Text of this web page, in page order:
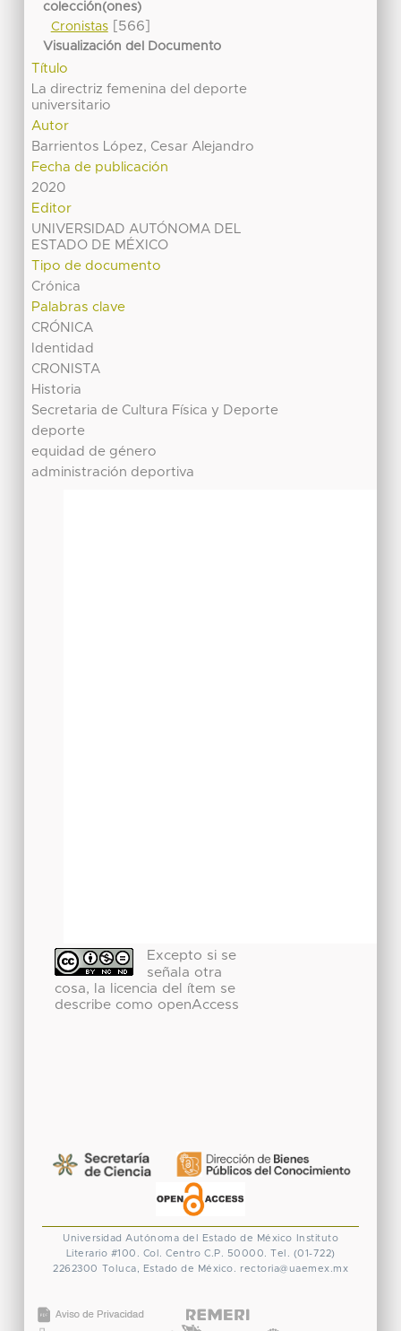
colección(ones)
Cronistas[566]
Visualización del Documento
Título
La directriz femenina del deporte
universitario
Autor
Barrientos López, Cesar Alejandro
Fecha de publicación
2020
Editor
UNIVERSIDAD AUTÓNOMA DEL
ESTADO DE MÉXICO
Tipo de documento
Crónica
Palabras clave
CRÓNICA
Identidad
CRONISTA
Historia
Secretaria de Cultura Física y Deporte
deporte
equidad de género
administración deportiva
Excepto si se
señala otra
cosa, la licencia del ítem se
describe como openAccess
Universidad Autónoma del Estado de México
Instituto
Literario #100. Col. Centro C.P. 50000. Tel. (01-722)
2262300 Toluca, Estado de México. rectoria@uaemex.mx